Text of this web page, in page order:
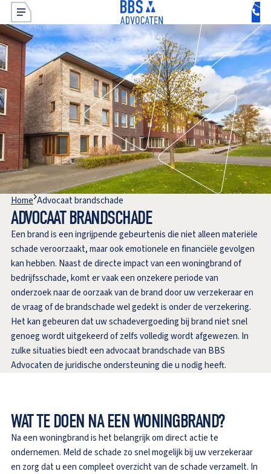
Home Advocaat brandschade
ADVOCAAT BRANDSCHADE
Een brand is een ingrijpende gebeurtenis die niet alleen materiële
schade veroorzaakt, maar ook emotionele en financiële gevolgen
kan hebben. Naast de directe impact van een woningbrand of
bedrijfsschade, komt er vaak een onzekere periode van
onderzoek naar de oorzaak van de brand door uw verzekeraar en
de vraag of de brandschade wel gedekt is onder de verzekering.
Het kan gebeuren dat uw schadevergoeding bij brand niet snel
genoeg wordt uitgekeerd of zelfs volledig wordt afgewezen. In
zulke situaties biedt een advocaat brandschade van BBS
Advocaten de juridische ondersteuning die u nodig heeft.
WAT TE DOEN NA EEN WONINGBRAND?
Na een woningbrand is het belangrijk om direct actie te
ondernemen. Meld de schade zo snel mogelijk bij uw verzekeraar
en zorg dat u een compleet overzicht van de schade verzamelt. In